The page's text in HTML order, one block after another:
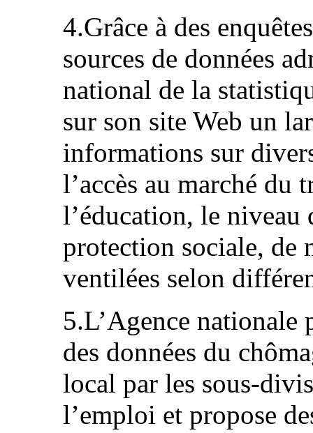
4.Grâce à des
sources de données
national de la
sur son site Web un
informations sur
l’accès au marché du
l’éducation, le niveau
protection sociale, de
ventilées selon
5.L’Agence
des données du
local par les sous-
l’emploi et propose